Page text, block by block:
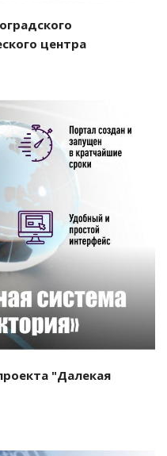
центра
"Далекая